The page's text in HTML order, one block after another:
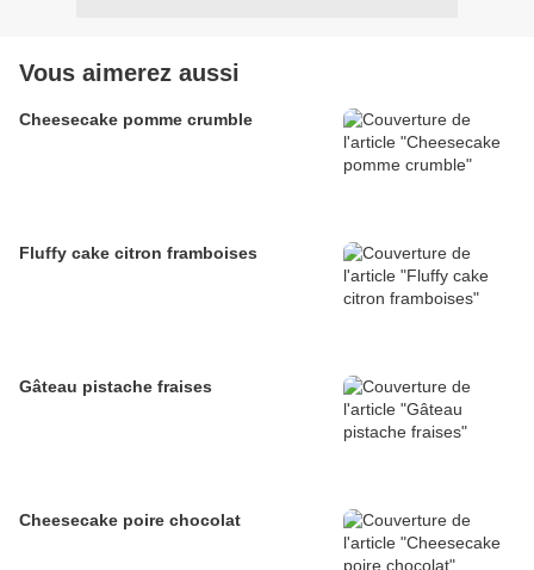
Vous aimerez aussi
Cheesecake pomme crumble
Fluffy cake citron framboises
Gâteau pistache fraises
Cheesecake poire chocolat